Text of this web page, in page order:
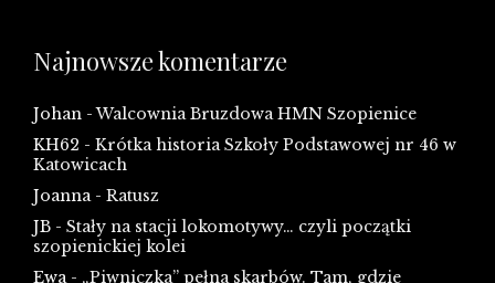
Najnowsze komentarze
Johan -Walcownia Bruzdowa HMN Szopienice
KH62 - Krótka historia Szkoły Podstawowej nr 46 w
Katowicach
Joanna- Ratusz
JB - Stały na stacji lokomotywy… czyli początki
szopienickiej kolei
Ewa- „Piwniczka” pełna skarbów. Tam, gdzie